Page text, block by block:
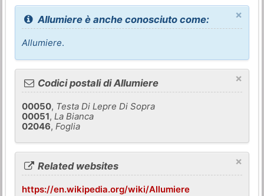
×
Allumiere è anche conosciuto come:
Allumiere.
×
Codici postali di Allumiere
00050, Testa Di Lepre Di Sopra
00051, La Bianca
02046, Foglia
×
Related websites
https://en.wikipedia.org/wiki/Allumiere